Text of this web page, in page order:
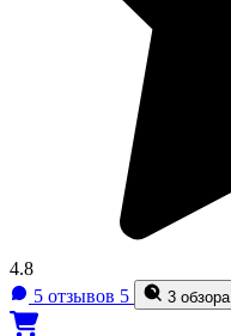
4.8
5 отзывов 5 3 обзора